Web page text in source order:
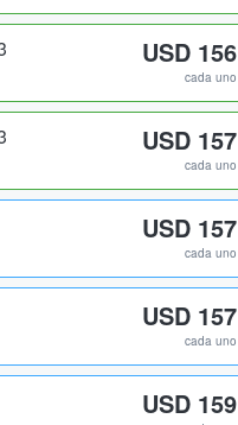
USD 156
cada uno
USD 157
cada uno
USD 157
cada uno
USD 157
cada uno
USD 159